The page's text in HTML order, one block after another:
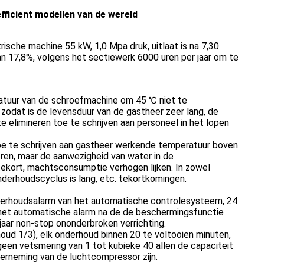
modellen van de wereld
machine 55 kW, 1,0 Mpa druk, uitlaat is na 7,30
17,8%, volgens het sectiewerk 6000 uren per jaar om te
van de schroefmachine om 45 ℃ niet te
is de levensduur van de gastheer zeer lang, de
toe te schrijven aan personeel in het lopen
te schrijven aan gastheer werkende temperatuur boven
maar de aanwezigheid van water in de
machtsconsumptie verhogen lijken. In zowel
is lang, etc. tekortkomingen.
van het automatische controlesysteem, 24
automatische alarm na de de beschermingsfunctie
non-stop ononderbroken verrichting.
1/3), elk onderhoud binnen 20 te voltooien minuten,
vetsmering van 1 tot kubieke 40 allen de capaciteit
van de luchtcompressor zijn.